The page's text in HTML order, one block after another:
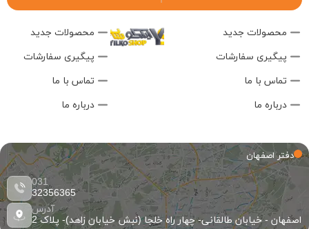
محصولات جدید
پیگیری سفارشات
تماس با ما
درباره ما
محصولات جدید
پیگیری سفارشات
تماس با ما
درباره ما
دفتر اصفهان
031
32356365
آدرس
اصفهان - خیابان طالقانی- چهار راه خلجا (نبش خیابان زاهد)- پلاک 2